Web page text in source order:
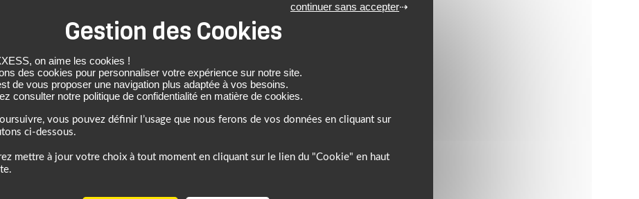
Baskets ARX WP
199.01 €
ivy/castle
SIDI
Baskets ARX WP
brun/noir
on aime les cookies !
des cookies pour personnaliser votre expérience sur notre site.
de vous proposer une navigation plus adaptée à vos besoins.
consulter notre politique de confidentialité en matière de cookies.
vous pouvez définir l’usage que nous ferons de vos données en cliquant sur
ci-dessous.
mettre à jour votre choix à tout moment en cliquant sur le lien du "Cookie" en haut
continuer sans accepter